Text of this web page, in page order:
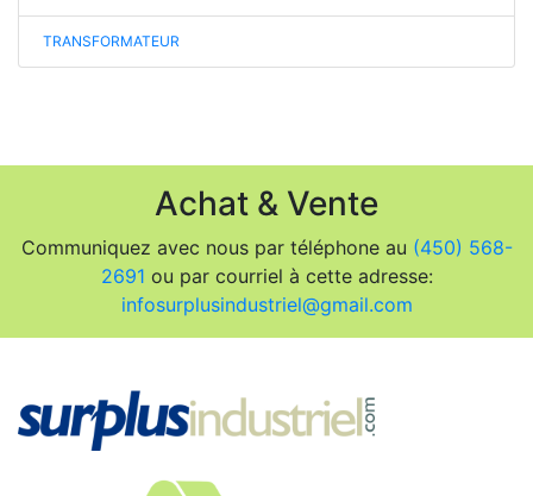
TRANSFORMATEUR
Achat & Vente
Communiquez avec nous par téléphone au (450) 568-
2691 ou par courriel à cette adresse:
infosurplusindustriel@gmail.com